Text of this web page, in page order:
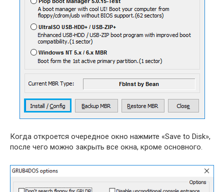
Когда откроется очередное окно нажмите «Save to Disk»,
после чего можно закрыть все окна, кроме основного.